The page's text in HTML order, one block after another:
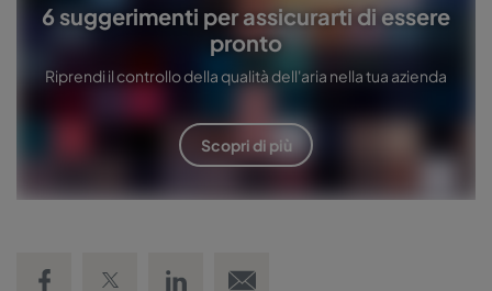
6 suggerimenti per assicurarti di essere
pronto
Riprendi il controllo della qualità dell'aria nella tua azienda
Scopri di più